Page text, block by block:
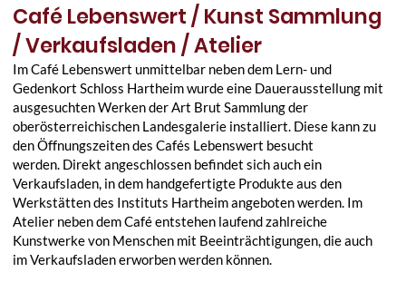
Café Lebenswert / Kunst Sammlung
/ Verkaufsladen / Atelier
Im Café Lebenswert unmittelbar neben dem Lern- und
Gedenkort Schloss Hartheim wurde eine Dauerausstellung mit
ausgesuchten Werken der Art Brut Sammlung der
oberösterreichischen Landesgalerie installiert. Diese kann zu
den Öffnungszeiten des Cafés Lebenswert besucht
werden. Direkt angeschlossen befindet sich auch ein
Verkaufsladen, in dem handgefertigte Produkte aus den
Werkstätten des Instituts Hartheim angeboten werden. Im
Atelier neben dem Café entstehen laufend zahlreiche
Kunstwerke von Menschen mit Beeinträchtigungen, die auch
im Verkaufsladen erworben werden können.